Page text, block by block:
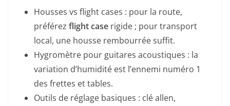
Housses vs flight cases : pour la route,
préférez flight case rigide ; pour transport
local, une housse rembourrée suffit.
Hygromètre pour guitares acoustiques : la
variation d’humidité est l’ennemi numéro 1
des frettes et tables.
Outils de réglage basiques : clé allen,